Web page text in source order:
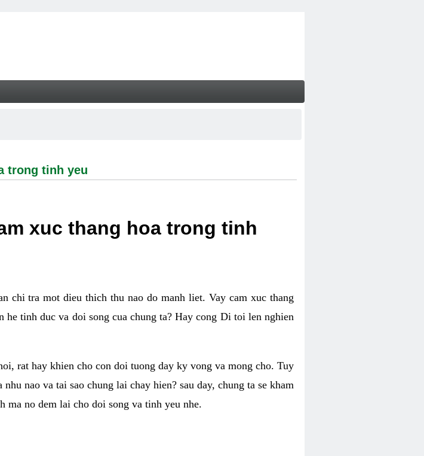
yeu - Welcome
trong tinh yeu
xuc thang hoa trong tinh
chi tra mot dieu thich thu nao do manh liet. Vay cam xuc thang
he tinh duc va doi song cua chung ta? Hay cong Di toi len nghien
rat hay khien cho con doi tuong day ky vong va mong cho. Tuy
nao va tai sao chung lai chay hien? sau day, chung ta se kham
ma no dem lai cho doi song va tinh yeu nhe.